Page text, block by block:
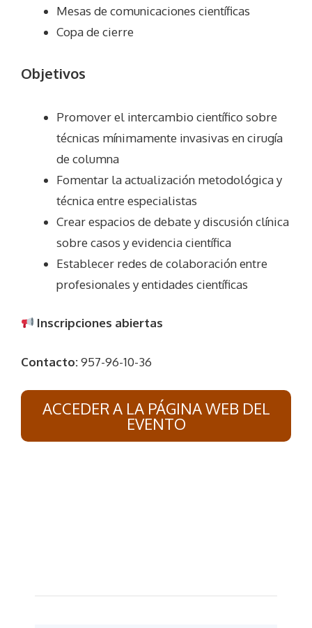
Mesas de comunicaciones científicas
Copa de cierre
Objetivos
Promover el intercambio científico sobre
técnicas mínimamente invasivas en cirugía
de columna
Fomentar la actualización metodológica y
técnica entre especialistas
Crear espacios de debate y discusión clínica
sobre casos y evidencia científica
Establecer redes de colaboración entre
profesionales y entidades científicas
Inscripciones abiertas
Contacto:957-96-10-36
ACCEDER A LA PÁGINA WEB DEL
EVENTO